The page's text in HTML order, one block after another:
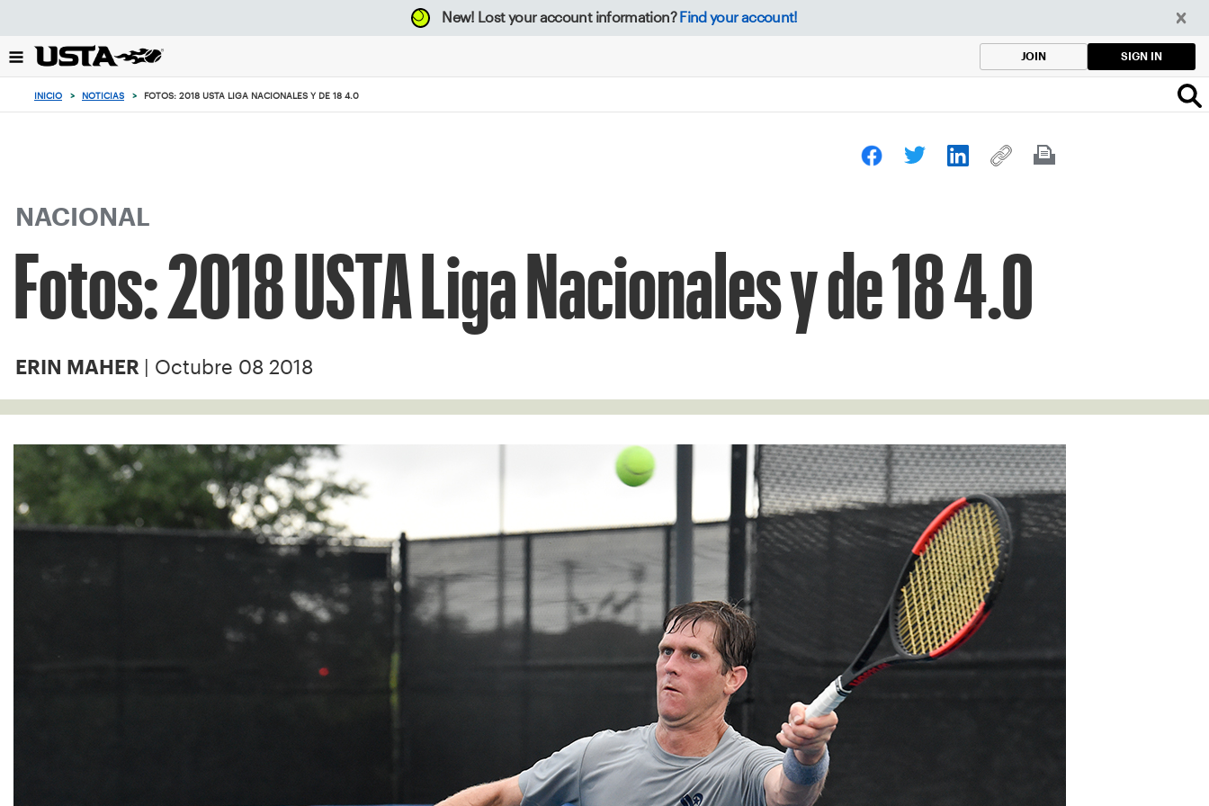
el
botón
New! Lost your account information? Find your account!
JOIN SIGN IN
INICIO > NOTICIAS > FOTOS: 2018 USTA LIGA NACIONALES Y DE 18 4.0
NACIONAL
Fotos: 2018 USTA Liga Nacionales y de 18 4.0
ERIN MAHER | Octubre 08 2018